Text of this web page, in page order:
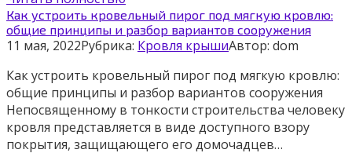
Как устроить кровельный пирог под мягкую кровлю:
общие принципы и разбор вариантов сооружения
11 мая, 2022Рубрика: Кровля крышиАвтор: dom
Как устроить кровельный пирог под мягкую кровлю:
общие принципы и разбор вариантов сооружения
Непосвященному в тонкости строительства человеку
кровля представляется в виде доступного взору
покрытия, защищающего его домочадцев…